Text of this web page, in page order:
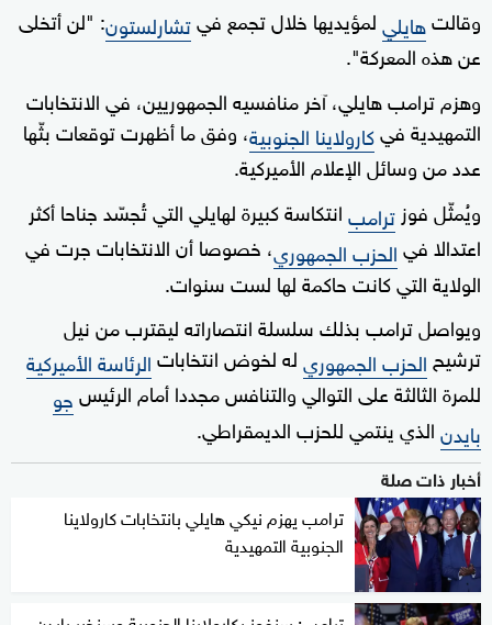
وقالتهايليلمؤيديها خلال تجمع فيتشارلستون: "لن أتخلى
عن هذه المعركة".
وهزم ترامب هايلي، آخر منافسيه الجمهوريين، في الانتخابات
التمهيدية فيكارولاينا الجنوبية، وفق ما أظهرت توقعات بثّها
عدد من وسائل الإعلام الأميركية.
ويُمثّل فوز ترامبانتكاسة كبيرة لهايلي التي تُجسّد جناحا أكثر
اعتدالا فيالحزب الجمهوري، خصوصا أن الانتخابات جرت في
الولاية التي كانت حاكمة لها لست سنوات.
ويواصل ترامب بذلك سلسلة انتصاراته ليقترب من نيل
ترشيح الحزب الجمهوريله لخوض انتخاباتالرئاسة الأميركية
للمرة الثالثة على التوالي والتنافس مجددا أمام الرئيسجو
بايدنالذي ينتمي للحزب الديمقراطي.
أخبار ذات صلة
ترامب يهزم نيكي هايلي بانتخابات كارولاينا
الجنوبية التمهيدية